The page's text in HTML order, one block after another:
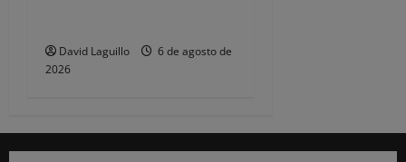
David Laguillo
6 de agosto de
2026